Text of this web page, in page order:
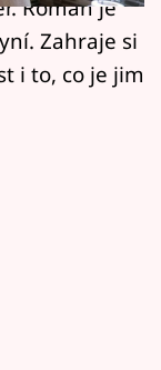
Roman je
Zahraje si
i to, co je jim